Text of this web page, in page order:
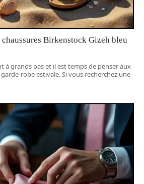
Birkenstock Gizeh bleu
à grands pas et il est temps de penser aux
robe estivale. Si vous recherchez une